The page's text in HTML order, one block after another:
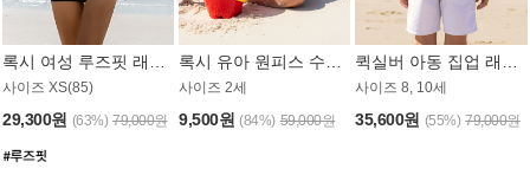
사이즈 XS(85)
29,300원 (63%) 79,000원
사이즈 2세
9,500원 (84%) 59,000원
사이즈 8, 10세
35,600원 (55%) 79,000원